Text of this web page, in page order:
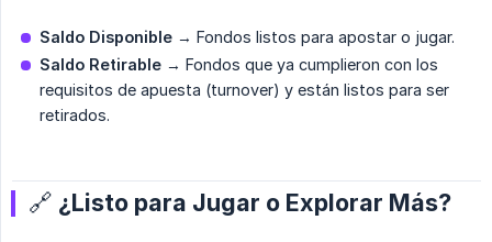
Saldo Disponible → Fondos listos para apostar o jugar.
Saldo Retirable → Fondos que ya cumplieron con los
requisitos de apuesta (turnover) y están listos para ser
retirados.
🔗 ¿Listo para Jugar o Explorar Más?